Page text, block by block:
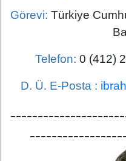
Görevi: Türkiye
Telefon: 0 (412)
D. Ü. E-Posta :